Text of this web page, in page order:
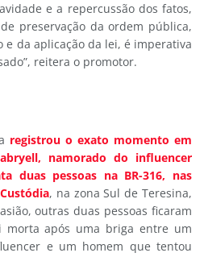
e a repercussão dos fatos,
preservação da ordem pública,
da aplicação da lei, é imperativa
reitera o promotor.
registrou o exato momento em
namorado do influencer
duas pessoas na BR-316, nas
, na zona Sul de Teresina,
outras duas pessoas ficaram
após uma briga entre um
e um homem que tentou